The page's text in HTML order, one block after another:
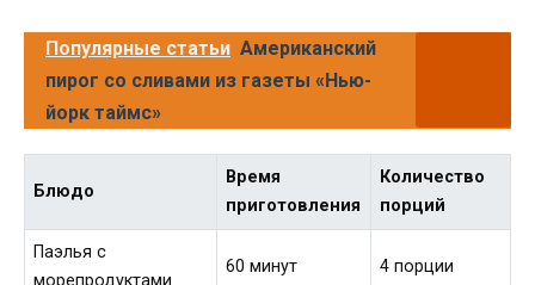
Популярные статьи Американский
пирог со сливами из газеты «Нью-
йорк таймс»
Блюдо
Время
приготовления
Количество
порций
Паэлья с
60 минут 4 порции